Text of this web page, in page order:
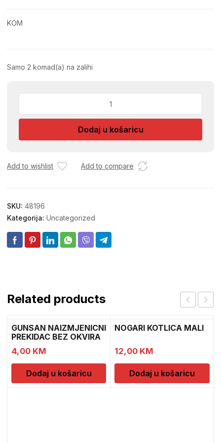
KOM
Samo 2 komad(a) na zalihi
64SEN.
Dodaj u košaricu
Add to wishlist Add to compare
SKU: 48196
Kategorija: Uncategorized
Related products
GUNSAN NAIZMJENICNI
PREKIDAC BEZ OKVIRA
4,00 KM
Dodaj u košaricu
NOGARI KOTLICA MALI
12,00 KM
Dodaj u košaricu